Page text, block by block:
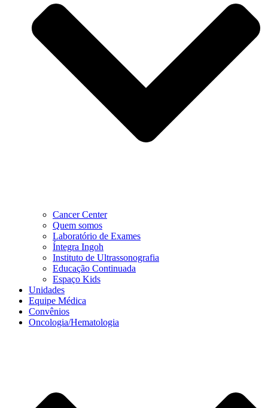
Cancer Center
Quem somos
Laboratório de Exames
Íntegra Ingoh
Instituto de Ultrassonografia
Educação Continuada
Espaço Kids
Unidades
Equipe Médica
Convênios
Oncologia/Hematologia